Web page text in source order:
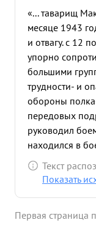
«... таварищ
месяце 1943
и отвагу. с 12
упорно
большими
трудности- и
обороны
передовых
руководил
находился в
воодушевлял
прорыва
Уду и овладел
Текст
Показать
Первая страница